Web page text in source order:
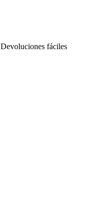
Devoluciones fáciles